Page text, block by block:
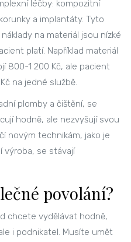
léčby: kompozitní
a implantáty. Tyto
na materiál jsou nízké
platí. Například materiál
800-1 200 Kč, ale pacient
na jedné službě.
plomby a čištění, se
hodně, ale nezvyšují svou
novým technikám, jako je
výroba, se stávají
povolání?
chcete vydělávat hodně,
i podnikatel. Musíte umět